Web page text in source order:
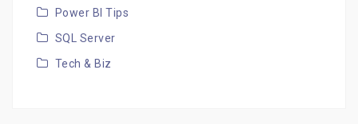
Power BI Tips
SQL Server
Tech & Biz